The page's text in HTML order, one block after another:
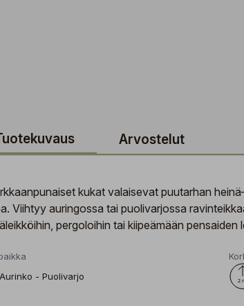
Arvostelut
kukat valaisevat puutarhan
Viihtyy auringossa tai puolivarjossa
pergoloihin tai kiipeämään
Aurinko - Puolivarjo